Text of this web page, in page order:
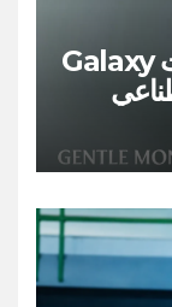
سامسونج تكشف عن نظارات Galaxy